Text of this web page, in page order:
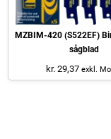
MZBIM-420 (S522EF)
sågblad
kr. 29,37 exkl.